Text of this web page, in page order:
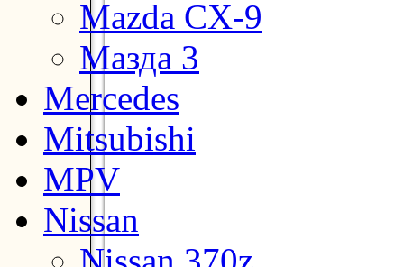
Mazda CX-9
Мазда 3
Mercedes
Mitsubishi
MPV
Nissan